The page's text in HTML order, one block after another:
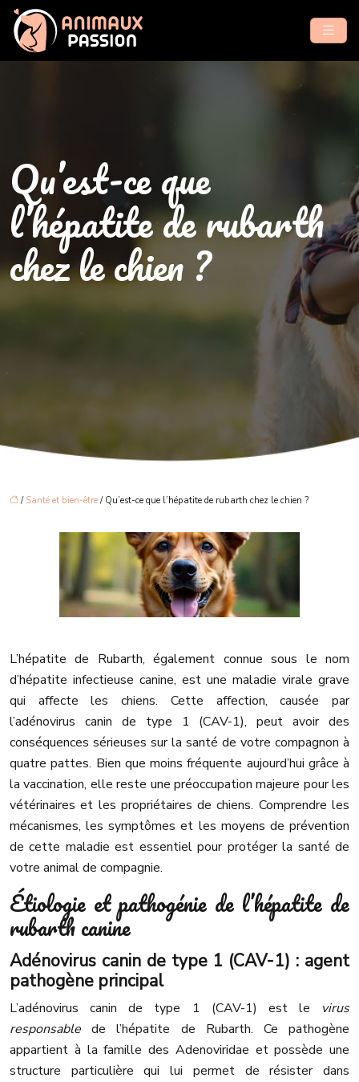
Qu’est-ce que
l’hépatite de rubarth
chez le chien ?
/ Santé et bien-être / Qu’est-ce que l’hépatite de rubarth chez le chien ?
L’hépatite de Rubarth, également connue sous le nom
d’hépatite infectieuse canine, est une maladie virale grave
qui affecte les chiens. Cette affection, causée par
l’adénovirus canin de type 1 (CAV-1), peut avoir des
conséquences sérieuses sur la santé de votre compagnon à
quatre pattes. Bien que moins fréquente aujourd’hui grâce à
la vaccination, elle reste une préoccupation majeure pour les
vétérinaires et les propriétaires de chiens. Comprendre les
mécanismes, les symptômes et les moyens de prévention
de cette maladie est essentiel pour protéger la santé de
votre animal de compagnie.
Étiologie et pathogénie de l’hépatite de
rubarth canine
Adénovirus canin de type 1 (CAV-1) : agent
pathogène principal
L’adénovirus canin de type 1 (CAV-1) est le virus
responsablede l’hépatite de Rubarth. Ce pathogène
appartient à la famille des Adenoviridae et possède une
structure particulière qui lui permet de résister dans